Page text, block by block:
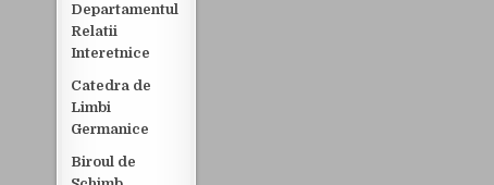
Departamentul
Relatii
Interetnice
Catedra de
Limbi
Germanice
Biroul de